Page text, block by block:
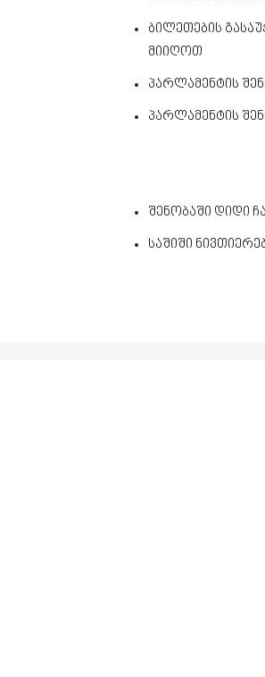
ბილეთების
მიიღოთ
პარლამენტის
პარლამენტის
შენობაში დიდი
საშიში